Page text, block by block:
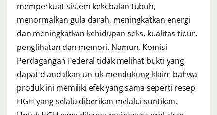
memperkuat sistem kekebalan tubuh,
menormalkan gula darah, meningkatkan energi
dan meningkatkan kehidupan seks, kualitas tidur,
penglihatan dan memori. Namun, Komisi
Perdagangan Federal tidak melihat bukti yang
dapat diandalkan untuk mendukung klaim bahwa
produk ini memiliki efek yang sama seperti resep
HGH yang selalu diberikan melalui suntikan.